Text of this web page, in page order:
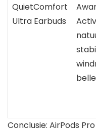
QuietComfort
Ultra Earbuds
Conclusie: AirPods